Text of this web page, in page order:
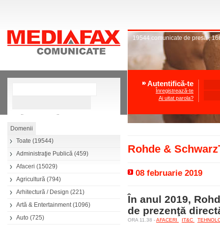
Căutare avansată
Toate (19544)
Administraţie Publică (459)
Afaceri (15029)
Agricultură (794)
Arhitectură / Design (221)
Artă & Entertainment(1096)
Auto (725)
19544 comunicate de presă,
Autentifică-te
Înregistrează-te
Ai uitat parola?
Rohde &
08 februarie 2019
În anul 2019,
de prezenţă
ORA 11.38 -AFACERI IT&C